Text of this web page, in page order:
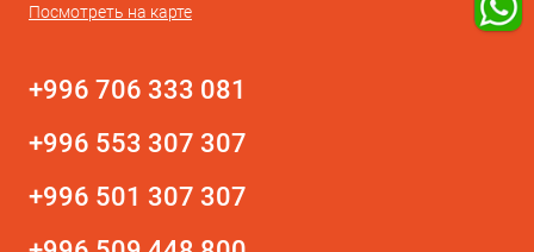
Посмотреть на карте
+996 706 333 081
+996 553 307 307
+996 501 307 307